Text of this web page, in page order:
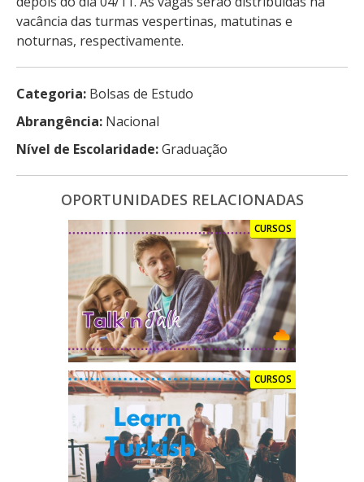
vacância das turmas vespertinas, matutinas e
noturnas, respectivamente.
Categoria: Bolsas de Estudo
Abrangência: Nacional
Nível de Escolaridade:Graduação
OPORTUNIDADES RELACIONADAS
CURSOS
CURSOS